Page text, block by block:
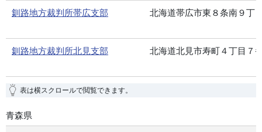
釧路地方裁判所帯広支部 北海道帯広市東８条南９丁
釧路地方裁判所北見支部 北海道北見市寿町４丁目７
表は横スクロールで閲覧できます。
青森県